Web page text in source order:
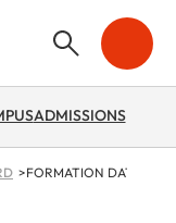
ADMISSIONS
FORMATION DATA